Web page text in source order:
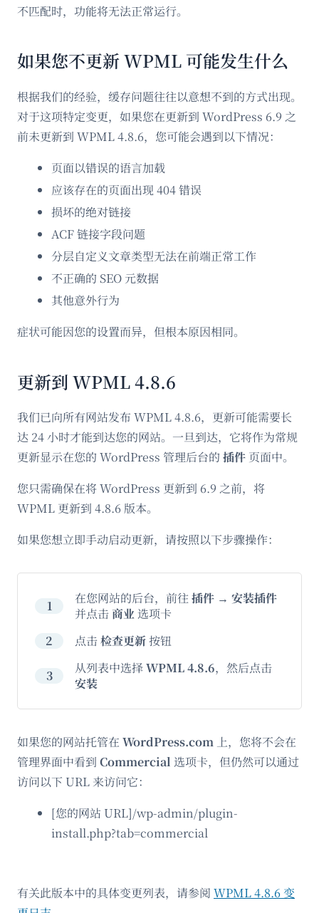
不匹配时，功能将无法正常运行。
如果您不更新 WPML 可能发生什么
根据我们的经验，缓存问题往往以意想不到的方式出现。
对于这项特定变更，如果您在更新到 WordPress 6.9 之
前未更新到 WPML 4.8.6，您可能会遇到以下情况：
页面以错误的语言加载
应该存在的页面出现 404 错误
损坏的绝对链接
ACF 链接字段问题
分层自定义文章类型无法在前端正常工作
不正确的 SEO 元数据
其他意外行为
症状可能因您的设置而异，但根本原因相同。
更新到 WPML 4.8.6
我们已向所有网站发布 WPML 4.8.6，更新可能需要长
达 24 小时才能到达您的网站。一旦到达，它将作为常规
更新显示在您的 WordPress 管理后台的 插件 页面中。
您只需确保在将 WordPress 更新到 6.9 之前，将
WPML 更新到 4.8.6 版本。
如果您想立即手动启动更新，请按照以下步骤操作：
1 在您网站的后台，前往插件 →安装插件
并点击商业 选项卡
2
点击检查更新按钮
3 从列表中选择WPML 4.8.6，然后点击
安装
如果您的网站托管在 WordPress.com 上，您将不会在
管理界面中看到 Commercial 选项卡，但仍然可以通过
访问以下 URL 来访问它：
[您的网站 URL]/wp-admin/plugin-
install.php?tab=commercial
有关此版本中的具体变更列表，请参阅 WPML 4.8.6 变